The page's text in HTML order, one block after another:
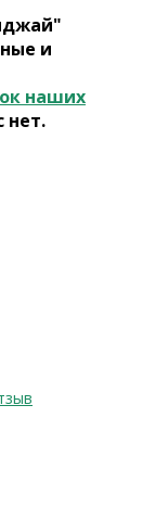
и
наших
нет.